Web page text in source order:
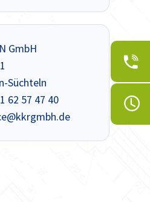
GmbH
Süchteln
62 57 47 40